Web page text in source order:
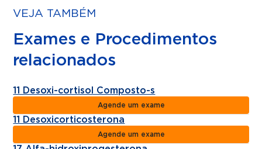
VEJA TAMBÉM
Exames e Procedimentos
relacionados
11 Desoxi-cortisol Composto-s
Agende um exame
11 Desoxicorticosterona
Agende um exame